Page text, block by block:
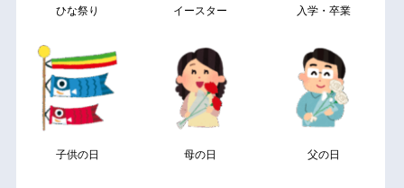
ひな祭り イースター 入学・卒業
子供の日 母の日 父の日